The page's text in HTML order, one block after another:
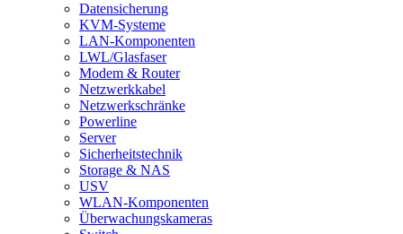
Datensicherung
KVM-Systeme
LAN-Komponenten
LWL/Glasfaser
Modem & Router
Netzwerkkabel
Netzwerkschränke
Powerline
Server
Sicherheitstechnik
Storage & NAS
USV
WLAN-Komponenten
Überwachungskameras